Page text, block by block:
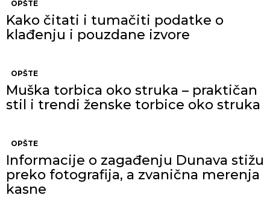
OPŠTE
Kako čitati i tumačiti podatke o
klađenju i pouzdane izvore
OPŠTE
Muška torbica oko struka – praktičan
stil i trendi ženske torbice oko struka
OPŠTE
Informacije o zagađenju Dunava stižu
preko fotografija, a zvanična merenja
kasne